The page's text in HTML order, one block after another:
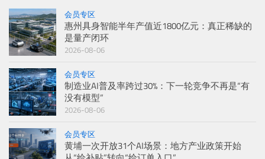
会员专区
惠州具身智能半年产值近1800亿元：真正稀缺的
是量产闭环
2026-08-06
会员专区
制造业AI普及率跨过30%：下一轮竞争不再是“有
没有模型”
2026-08-06
会员专区
黄埔一次开放31个AI场景：地方产业政策开始